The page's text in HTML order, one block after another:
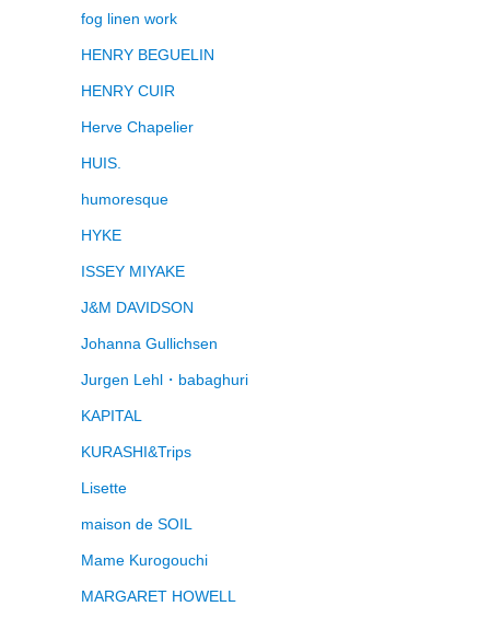
fog linen work
HENRY BEGUELIN
HENRY CUIR
Herve Chapelier
HUIS.
humoresque
HYKE
ISSEY MIYAKE
J&M DAVIDSON
Johanna Gullichsen
Jurgen Lehl・babaghuri
KAPITAL
KURASHI&Trips
Lisette
maison de SOIL
Mame Kurogouchi
MARGARET HOWELL